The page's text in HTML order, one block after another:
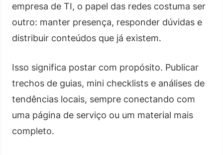
empresa de TI, o papel das redes costuma ser
outro: manter presença, responder dúvidas e
distribuir conteúdos que já existem.
Isso significa postar com propósito. Publicar
trechos de guias, mini checklists e análises de
tendências locais, sempre conectando com
uma página de serviço ou um material mais
completo.